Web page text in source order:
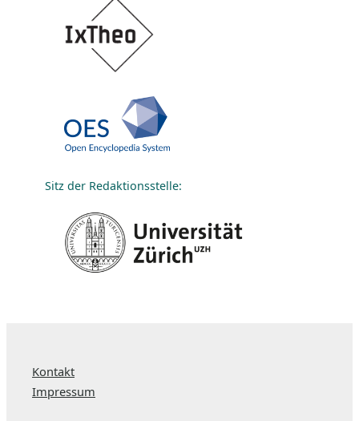
Sitz der Redaktionsstelle:
Kontakt
Impressum